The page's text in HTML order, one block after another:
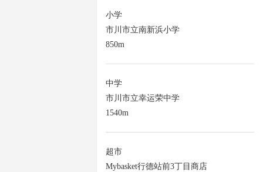
小学
市川市立南新浜小学
850m
中学
市川市立幸运荣中学
1540m
超市
Mybasket行德站前3丁目商店